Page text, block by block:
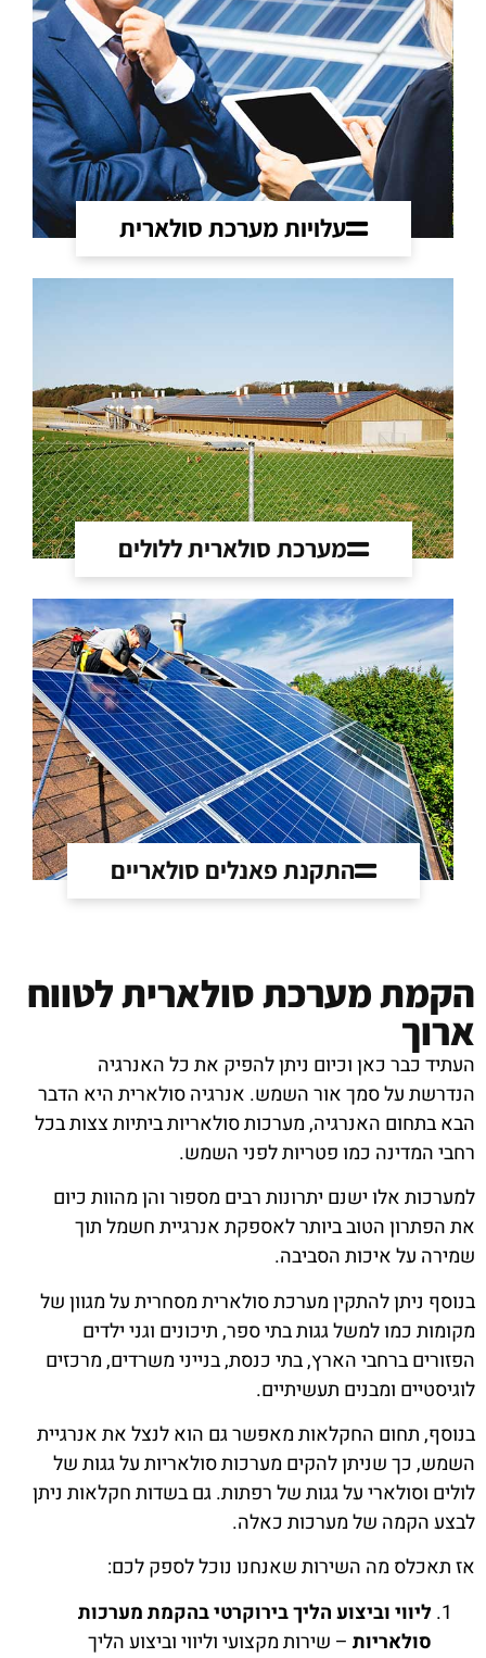
עלויות מערכת סולארית
מערכת סולארית ללולים
התקנת פאנלים סולאריים
הקמת מערכת סולארית לטווח
ארוך
העתיד כבר כאן וכיום ניתן להפיק את כל האנרגיה
הנדרשת על סמך אור השמש. אנרגיה סולארית היא הדבר
הבא בתחום האנרגיה, מערכות סולאריות ביתיות צצות בכל
רחבי המדינה כמו פטריות לפני השמש.
למערכות אלו ישנם יתרונות רבים מספור והן מהוות כיום
את הפתרון הטוב ביותר לאספקת אנרגיית חשמל תוך
שמירה על איכות הסביבה.
בנוסף ניתן להתקין מערכת סולארית מסחרית על מגוון של
מקומות כמו למשל גגות בתי ספר, תיכונים וגני ילדים
הפזורים ברחבי הארץ, בתי כנסת, בנייני משרדים, מרכזים
לוגיסטיים ומבנים תעשיתיים.
בנוסף, תחום החקלאות מאפשר גם הוא לנצל את אנרגיית
השמש, כך שניתן להקים מערכות סולאריות על גגות של
לולים וסולארי על גגות של רפתות. גם בשדות חקלאות ניתן
לבצע הקמה של מערכות כאלה.
אז תאכלס מה השירות שאנחנו נוכל לספק לכם:
ליווי וביצוע הליך בירוקרטי בהקמת מערכות
סולאריות – שירות מקצועי וליווי וביצוע הליך